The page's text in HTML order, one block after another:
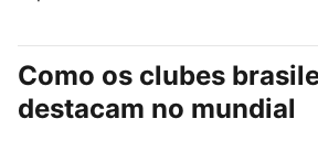
Como os clubes
destacam no mundial